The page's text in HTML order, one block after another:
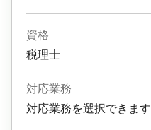
資格
税理士
対応業務
対応業務を選択できます